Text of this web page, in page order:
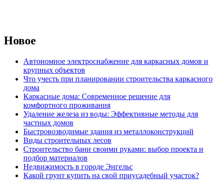
Новое
Автономное электроснабжение для каркасных домов и
крупных объектов
Что учесть при планировании строительства каркасного
дома
Каркасные дома: Современное решение для
комфортного проживания
Удаление железа из воды: Эффективные методы для
частных домов
Быстровозводимые здания из металлоконструкций
Виды строительных лесов
Строительство бани своими руками: выбор проекта и
подбор материалов
Недвижимость в городе Энгельс
Какой грунт купить на свой приусадебный участок?